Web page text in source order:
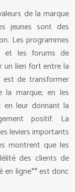
de la marque
jeunes sont des
Les programmes
et les forums de
un lien fort entre la
est de transformer
la marque, en les
en leur donnant la
positif. La
leviers importants
montrent que les
des clients de
en ligne** est donc